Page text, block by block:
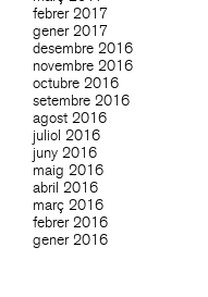
febrer 2017
gener 2017
desembre 2016
novembre 2016
octubre 2016
setembre 2016
agost 2016
juliol 2016
juny 2016
maig 2016
abril 2016
març 2016
febrer 2016
gener 2016